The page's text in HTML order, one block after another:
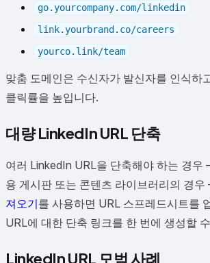
go.yourcompany.com/linkedin
link.yourbrand.co/careers
yourco.link/team
맞춤 도메인은 수신자가 발신자를 인식하
클릭률을 높입니다.
대량 LinkedIn URL 단축
여러 LinkedIn URL을 단축해야 하는 경우
용 게시판 또는 콘텐츠 라이브러리의 경
져오기를 사용하면 URL 스프레드시트를
URL에 대한 단축 링크를 한 번에 생성할
LinkedIn URL 모범 사례